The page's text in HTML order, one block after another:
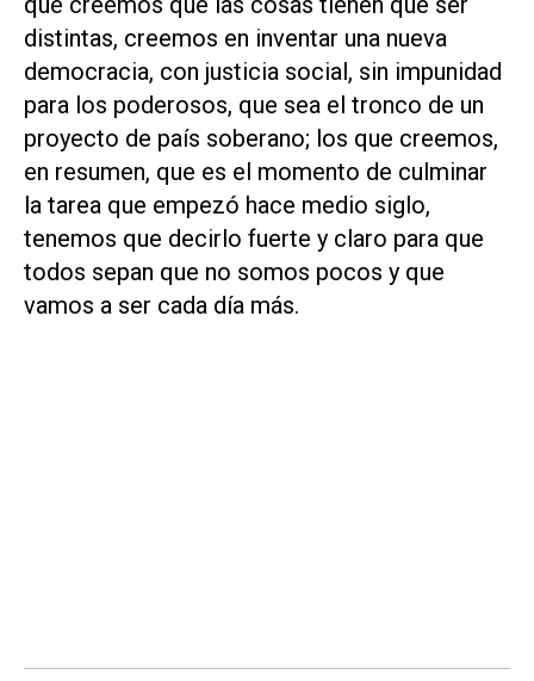
distintas, creemos en inventar una nueva
democracia, con justicia social, sin impunidad
para los poderosos, que sea el tronco de un
proyecto de país soberano; los que creemos,
en resumen, que es el momento de culminar
la tarea que empezó hace medio siglo,
tenemos que decirlo fuerte y claro para que
todos sepan que no somos pocos y que
vamos a ser cada día más.